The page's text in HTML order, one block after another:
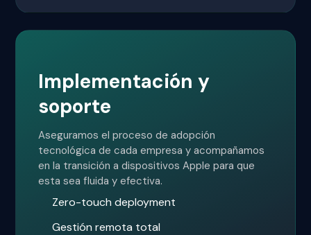
Implementación y
soporte
Aseguramos el proceso de adopción
tecnológica de cada empresa y acompañamos
en la transición a dispositivos Apple para que
esta sea fluida y efectiva.
Zero-touch deployment
Gestión remota total